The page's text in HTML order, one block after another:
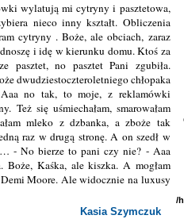
wylatują mi cytryny i pasztetowa,
nieco inny kształt. Obliczenia
cytryny . Boże, ale obciach, zaraz
i idę w kierunku domu. Ktoś za
pasztet, no pasztet Pani zgubiła.
dwudziestoczteroletniego chłopaka
no tak, to moje, z reklamówki
Też się uśmiechałam, smarowałam
mleko z dzbanka, a zboże tak
raz w drugą stronę. A on szedł w
- No bierze to pani czy nie? - Aaa
Boże, Kaśka, ale kiszka. A mogłam
Moore. Ale widocznie na luxusy
Kasia Szymczuk
/